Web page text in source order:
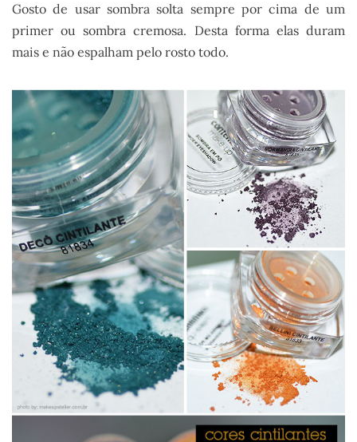
Gosto de usar sombra solta sempre por cima de um
primer ou sombra cremosa. Desta forma elas duram
mais e não espalham pelo rosto todo.